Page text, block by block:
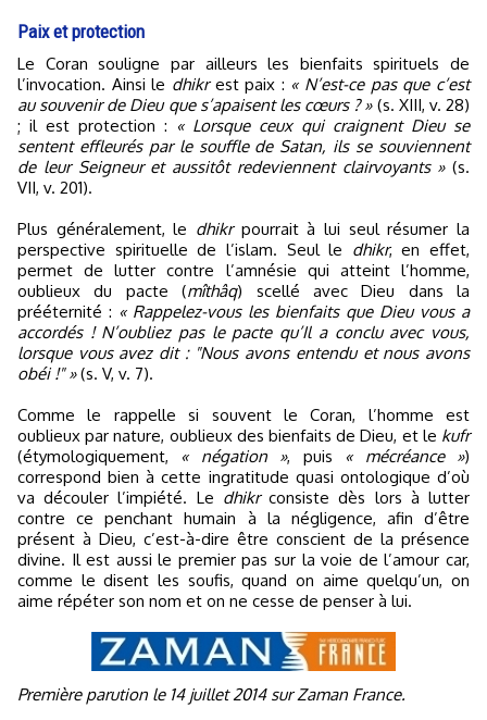
Paix et protection
Le Coran souligne par ailleurs les bienfaits spirituels de
l’invocation. Ainsi le dhikrest paix : « N’est-ce pas que c’est
au souvenir de Dieu que s’apaisent les cœurs ? »(s. XIII, v. 28)
; il est protection : « Lorsque ceux qui craignent Dieu se
sentent effleurés par le souffle de Satan, ils se souviennent
de leur Seigneur et aussitôt redeviennent clairvoyants »(s.
VII, v. 201).
Plus généralement, le dhikrpourrait à lui seul résumer la
perspective spirituelle de l’islam. Seul le dhikr, en effet,
permet de lutter contre l’amnésie qui atteint l’homme,
oublieux du pacte (mîthâq) scellé avec Dieu dans la
prééternité : « Rappelez-vous les bienfaits que Dieu vous a
accordés ! N’oubliez pas le pacte qu’Il a conclu avec vous,
lorsque vous avez dit : "Nous avons entendu et nous avons
obéi !" »(s. V, v. 7).
Comme le rappelle si souvent le Coran, l’homme est
oublieux par nature, oublieux des bienfaits de Dieu, et le kufr
(étymologiquement, « négation », puis « mécréance »)
correspond bien à cette ingratitude quasi ontologique d’où
va découler l’impiété. Le dhikrconsiste dès lors à lutter
contre ce penchant humain à la négligence, afin d’être
présent à Dieu, c’est-à-dire être conscient de la présence
divine. Il est aussi le premier pas sur la voie de l’amour car,
comme le disent les soufis, quand on aime quelqu’un, on
aime répéter son nom et on ne cesse de penser à lui.
Première parution le 14 juillet 2014 sur Zaman France.